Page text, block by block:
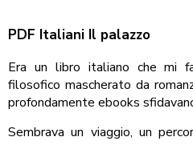
PDF Italiani Il palazzo
Era un libro italiano che mi
filosofico mascherato da
profondamente ebooks
Sembrava un viaggio, un